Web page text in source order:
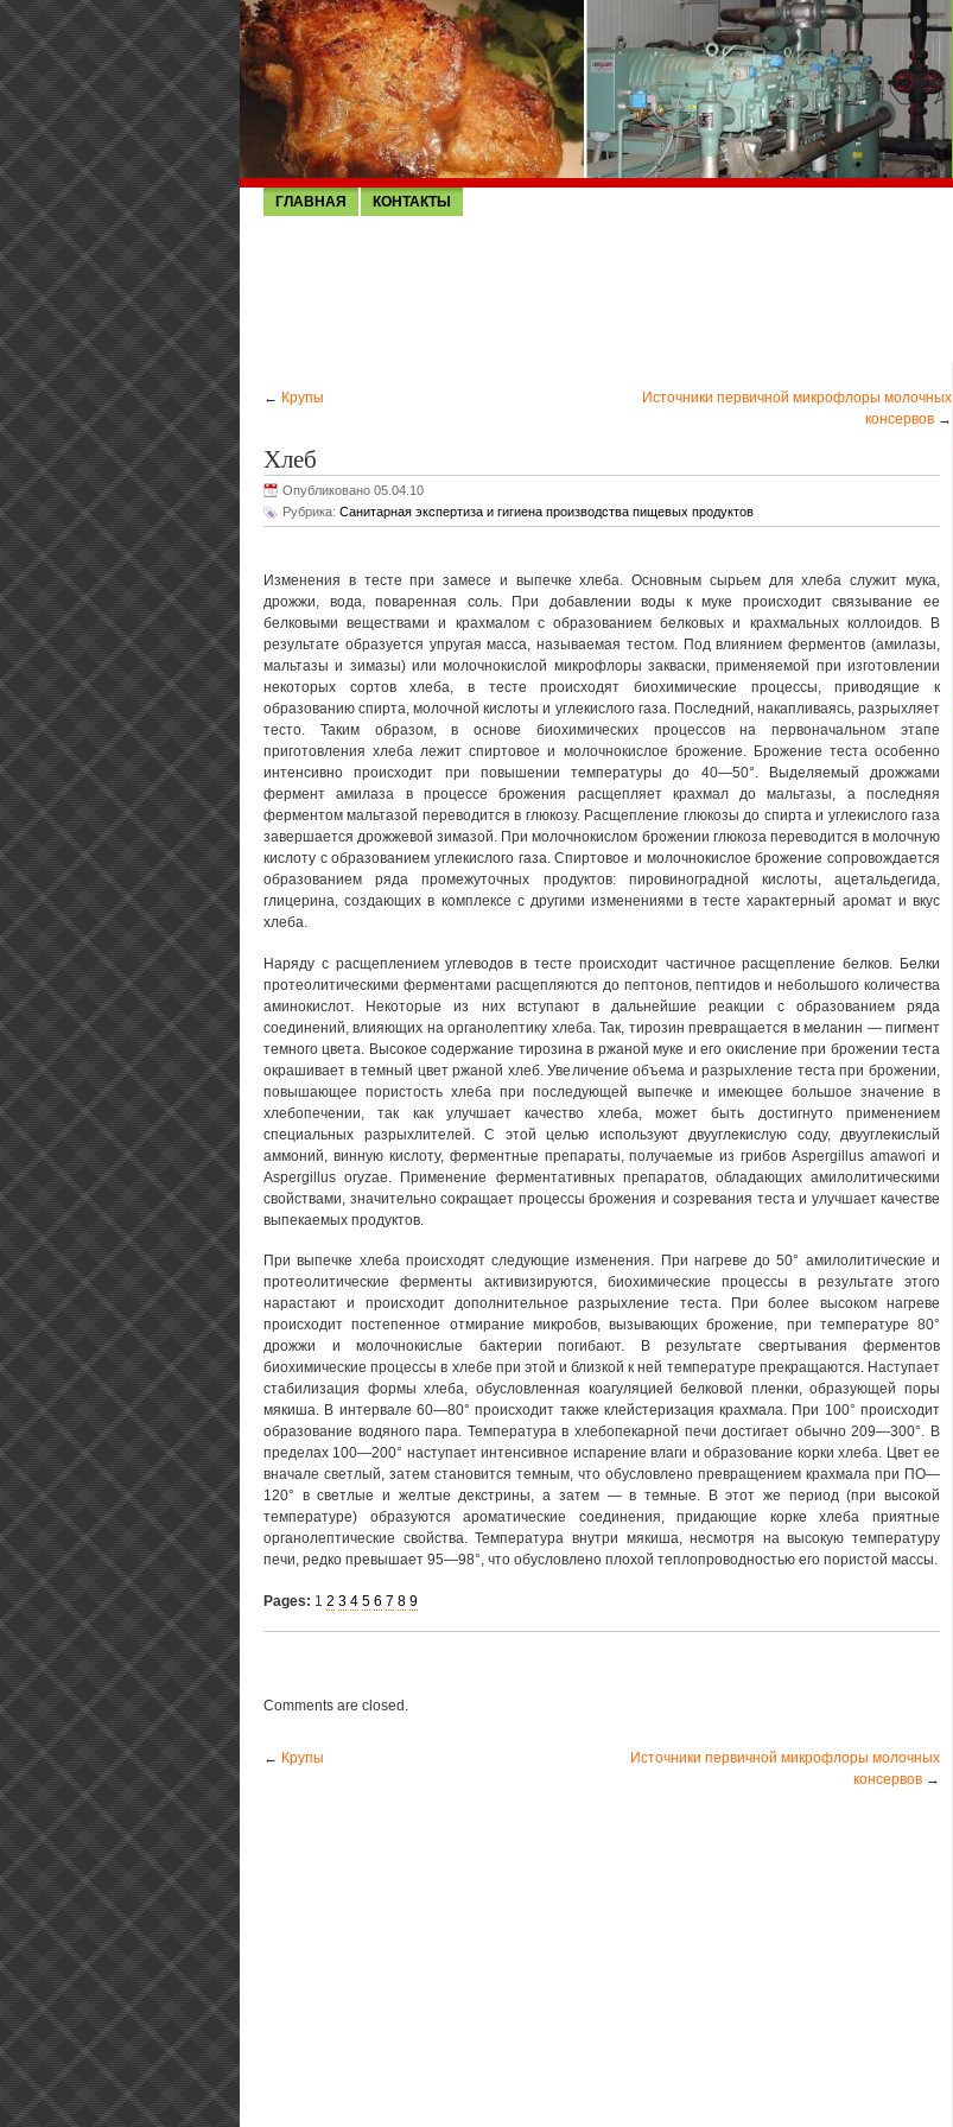
ГЛАВНАЯ КОНТАКТЫ
← Крупы
Источники первичной микрофлоры молочных
консервов →
Хлеб
Опубликовано 05.04.10
Рубрика: Санитарная экспертиза и гигиена производства пищевых продуктов
Изменения в тесте при замесе и выпечке хлеба. Основным сырьем для хлеба служит мука,
дрожжи, вода, поваренная соль. При добавлении воды к муке происходит связывание ее
белковыми веществами и крахмалом с образованием белковых и крахмальных коллоидов. В
результате образуется упругая масса, называемая тестом. Под влиянием ферментов (амилазы,
мальтазы и зимазы) или молочнокислой микрофлоры закваски, применяемой при изготовлении
некоторых сортов хлеба, в тесте происходят биохимические процессы, приводящие к
образованию спирта, молочной кислоты и углекислого газа. Последний, накапливаясь, разрыхляет
тесто. Таким образом, в основе биохимических процессов на первоначальном этапе
приготовления хлеба лежит спиртовое и молочнокислое брожение. Брожение теста особенно
интенсивно происходит при повышении температуры до 40—50°. Выделяемый дрожжами
фермент амилаза в процессе брожения расщепляет крахмал до мальтазы, а последняя
ферментом мальтазой переводится в глюкозу. Расщепление глюкозы до спирта и углекислого газа
завершается дрожжевой зимазой. При молочнокислом брожении глюкоза переводится в молочную
кислоту с образованием углекислого газа. Спиртовое и молочнокислое брожение сопровождается
образованием ряда промежуточных продуктов: пировиноградной кислоты, ацетальдегида,
глицерина, создающих в комплексе с другими изменениями в тесте характерный аромат и вкус
хлеба.
Наряду с расщеплением углеводов в тесте происходит частичное расщепление белков. Белки
протеолитическими ферментами расщепляются до пептонов, пептидов и небольшого коли­чества
аминокислот. Некоторые из них вступают в дальнейшие реакции с образованием ряда
соединений, влияющих на органолептику хлеба. Так, тирозин превращается в меланин — пигмент
темного цвета. Высокое содержание тирозина в ржаной муке и его окисление при брожении теста
окрашивает в темный цвет ржаной хлеб. Увеличение объема и разрыхление теста при бро­жении,
повышающее пористость хлеба при последующей выпечке и имеющее большое значение в
хлебопечении, так как улучшает качество хлеба, может быть достигнуто применением
специальных разрыхлителей. С этой целью используют двууглекислую соду, двууглекислый
аммоний, винную кислоту, ферментные препараты, получаемые из грибов Aspergillus amawori и
Aspergillus oryzae. Применение ферментативных препаратов, обладающих амилолитическими
свойствами, значительно сокращает процессы брожения и созревания теста и улучшает качестве
выпекаемых продуктов.
При выпечке хлеба происходят следующие изменения. При нагреве до 50° амилолитические и
протеолитические ферменты активизируются, биохимические процессы в результате этого
нарастают и происходит дополнительное разрыхление теста. При более высоком нагреве
происходит постепенное отмирание микробов, вызывающих брожение, при температуре 80°
дрожжи и молочнокислые бактерии погибают. В результате свертывания ферментов
биохимические процессы в хлебе при этой и близкой к ней температуре прекращаются. Наступает
стабилизация формы хлеба, обусловленная коагуляцией белковой пленки, образующей поры
мякиша. В интервале 60—80° происходит также клейстеризация крахмала. При 100° происходит
образование водяного пара. Температура в хлебопекарной печи достигает обычно 209—300°. В
пределах 100—200° наступает интенсивное испарение влаги и образование корки хлеба. Цвет ее
вначале светлый, затем становится темным, что обусловлено превращением крахмала при ПО—
120° в светлые и желтые декстрины, а затем — в темные. В этот же период (при высокой
температуре) образуются ароматические соединения, придающие корке хлеба приятные
органолептические свойства. Температура внутри мякиша, несмотря на высокую температуру
печи, редко превышает 95—98°, что обусловлено плохой теплопроводностью его пористой массы.
Pages: 1 2 3 4 5 6 7 8 9
Comments are closed.
← Крупы
Источники первичной микрофлоры молочных
консервов →